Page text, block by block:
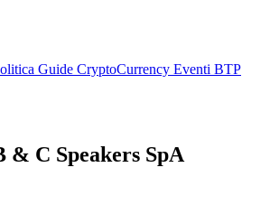
Guide CryptoCurrency Eventi BTP
& C Speakers SpA